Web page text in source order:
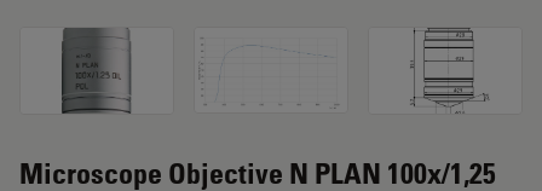
Microscope Objective N PLAN 100x/1,25